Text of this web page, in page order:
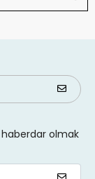
olmak